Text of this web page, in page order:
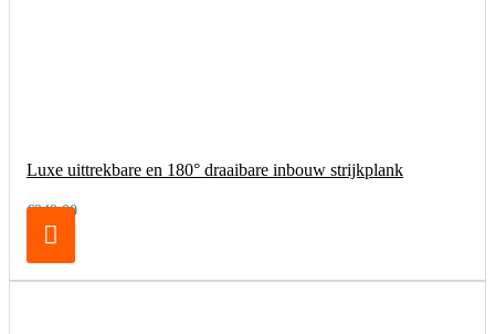
Luxe uittrekbare en 180° draaibare inbouw strijkplank
€249,00